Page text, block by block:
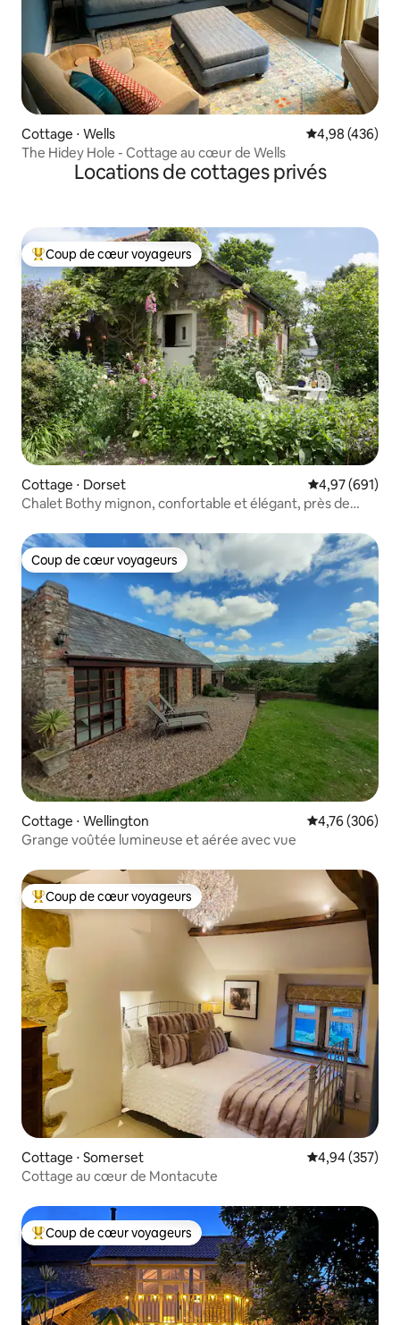
Cottage ⋅ Wells Évaluation
4,98 (436)
The Hidey Hole - Cottage au cœur de Wells
Locations de cottages privés
Coups de cœur voyageurs les plus appréciés
Coup de cœur voyageurs
Cottage ⋅ Dorset Évaluation
4,97 (691)
Chalet Bothy mignon, confortable et élégant, près de
Coup de cœur voyageurs
Coup de cœur voyageurs
Cottage ⋅ Wellington Évaluation
4,76 (306)
Grange voûtée lumineuse et aérée avec vue
Coups de cœur voyageurs les plus appréciés
Coup de cœur voyageurs
Cottage ⋅ Somerset Évaluation
4,94 (357)
Cottage au cœur de Montacute
Coups de cœur voyageurs les plus appréciés
Coup de cœur voyageurs